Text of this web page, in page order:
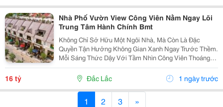
Nhà Phố Vườn View Công Viên Nằm Ngay Lõi
Trung Tâm Hành Chính Bmt
Không Chỉ Sở Hữu Một Ngôi Nhà, Mà Còn Là Đặc
Quyền Tận Hưởng Không Gian Xanh Ngay Trước Thềm.
Mỗi Sáng Thức Dậy Với Tầm Nhìn Công Viên Thoáng
Đãng, Mỗi Chiều Trở Về Là Những Phút Giây Thư Giãn
Giữa Thiên Nhiên &Ndash; Một Chuẩn Sống Mà Nhiều
16 tỷ Đắc Lắc 1 ngày trước
1 2 3 »